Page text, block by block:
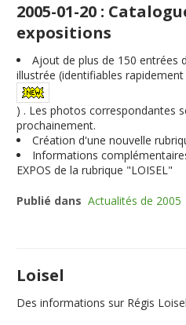
2005-01-20 :
expositions
Ajout de plus de 150 entrées
illustrée (identifiables
) . Les photos correspondantes
prochainement.
Création d'une nouvelle
Informations
EXPOS de la rubrique "LOISEL"
Publié dans Actualités de 2005
Loisel
Des informations sur Régis Loisel